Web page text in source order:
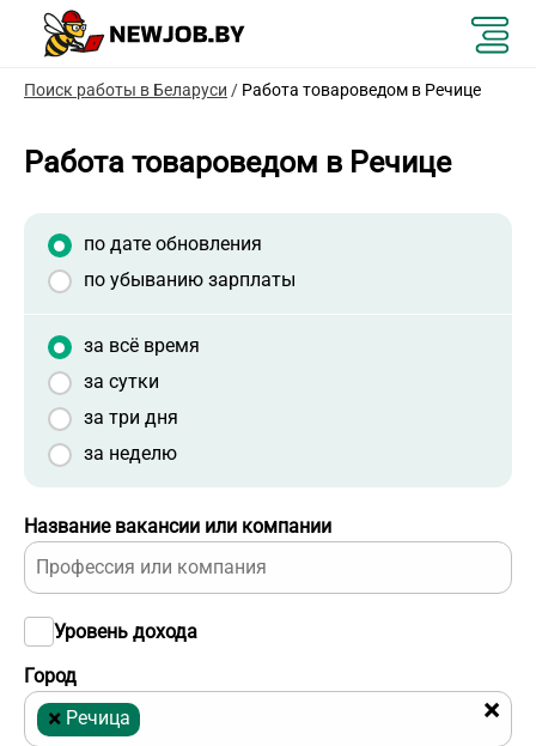
Поиск работы в Беларуси / Работа товароведом в Речице
Работа товароведом в Речице
Название вакансии или компании
Город
×
× Речица
Уровень дохода
по дате обновления
по убыванию зарплаты
за всё время
за сутки
за три дня
за неделю